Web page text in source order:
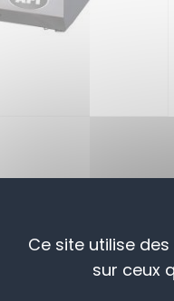
Ce site utilise
sur ceux